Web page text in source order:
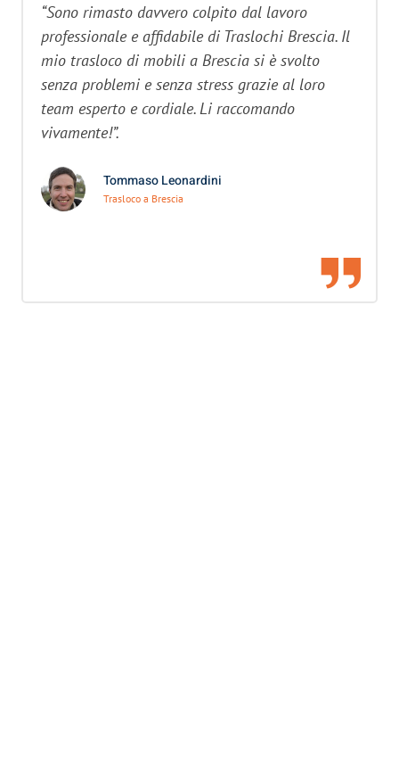
“Sono rimasto davvero colpito dal lavoro
professionale e affidabile di Traslochi Brescia. Il
mio trasloco di mobili a Brescia si è svolto
senza problemi e senza stress grazie al loro
team esperto e cordiale. Li raccomando
vivamente!”.
Tommaso Leonardini
Trasloco a Brescia